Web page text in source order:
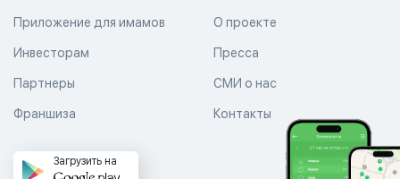
Приложение для имамов О проекте
Пресса
СМИ о нас
Контакты
Инвесторам
Партнеры
Франшиза
Загрузить на